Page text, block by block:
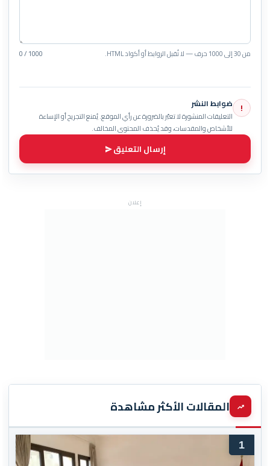
من 30 إلى 1000 حرف — لا تُقبل الروابط أو أكواد HTML. 0 / 1000
! ضوابط النشر
التعليقات المنشورة لا تعبّر بالضرورة عن رأي الموقع. يُمنع التجريح أو الإساءة
للأشخاص والمقدسات، وقد يُحذف المحتوى المخالف.
إرسال التعليق
إعلان
المقالات الأكثر مشاهدة
1